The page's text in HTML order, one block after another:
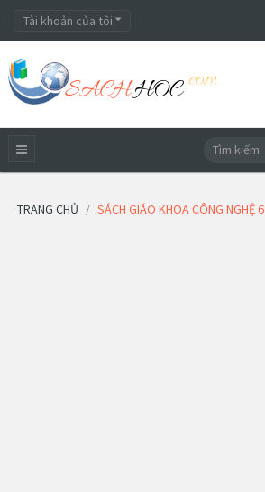
Tài khoản của tôi
TRANG CHỦ SÁCH GIÁO KHOA CÔNG NGHỆ 6